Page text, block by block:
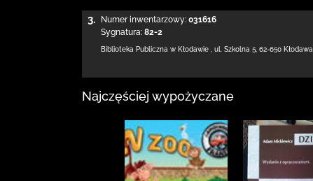
3. Numer inwentarzowy: 031616
Sygnatura: 82-2
Biblioteka Publiczna w Kłodawie , ul. Szkolna 5, 62-650 Kłodawa
Najczęściej wypożyczane